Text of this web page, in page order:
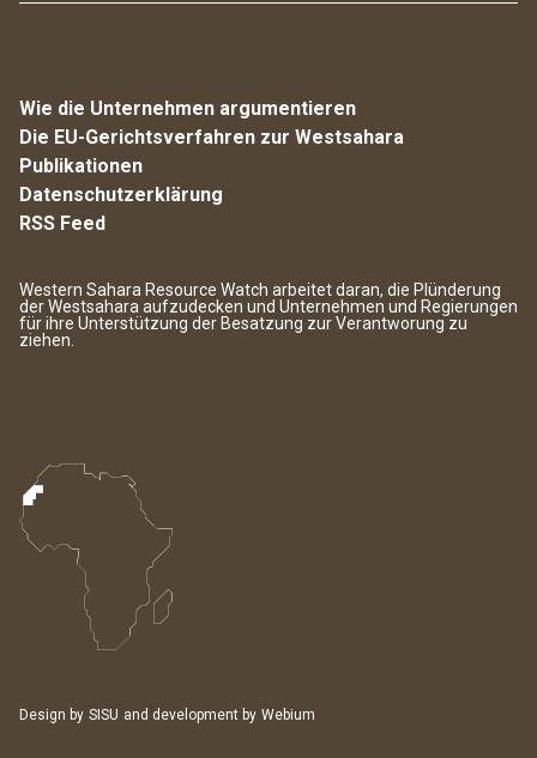
Wie die Unternehmen argumentieren
Die EU-Gerichtsverfahren zur Westsahara
Publikationen
Datenschutzerklärung
RSS Feed
Western Sahara Resource Watch arbeitet daran, die Plünderung
der Westsahara aufzudecken und Unternehmen und Regierungen
für ihre Unterstützung der Besatzung zur Verantworung zu
ziehen.
Design by SISU and development by Webium